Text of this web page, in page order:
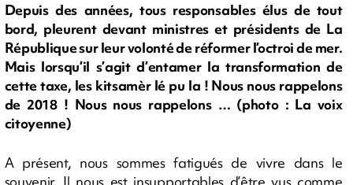
Depuis des années, tous responsables élus de tout
bord, pleurent devant ministres et présidents de La
République sur leur volonté de réformer l’octroi de mer.
Mais lorsqu’il s’agit d’entamer la transformation de
cette taxe, les kitsamèr lé pu la ! Nous nous rappelons
de 2018 ! Nous nous rappelons … (photo : La voix
citoyenne)
A présent, nous sommes fatigués de vivre dans le
souvenir. Il nous est insupportables d’être vus comme